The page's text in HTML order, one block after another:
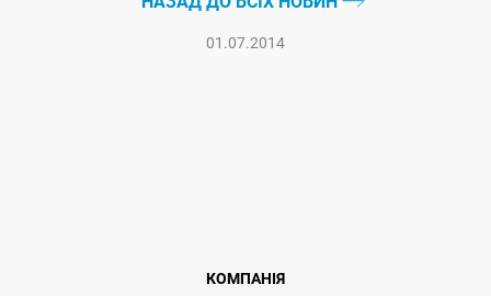
01.07.2014
КОМПАНІЯ